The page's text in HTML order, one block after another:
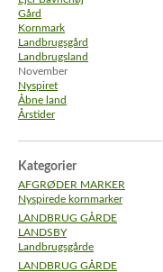
Gård
Kornmark
Landbrugsgård
Landbrugsland
November
Nyspiret
Åbne land
Årstider
Kategorier
AFGRØDER MARKER
Nyspirede kornmarker
LANDBRUG GÅRDE
LANDSBY
Landbrugsgårde
LANDBRUG GÅRDE